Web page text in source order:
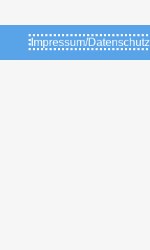
Impressum/Datenschutz